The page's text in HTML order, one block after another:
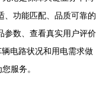
、功能匹配、品质可靠的
参数、查看真实用户评价
电路状况和用电需求做
服务。